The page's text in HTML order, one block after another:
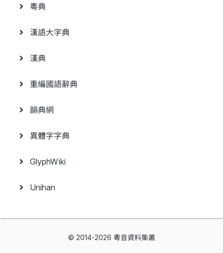
粵典
漢語大字典
漢典
重編國語辭典
韻典網
異體字字典
GlyphWiki
Unihan
© 2014-2026 粵音資料集叢